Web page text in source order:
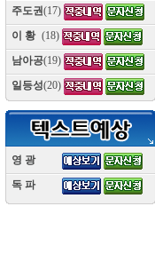
주도권(17)
이 황 (18)
남아공(19)
일등성(20)
영 광
독 파